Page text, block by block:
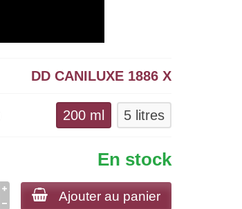
DD CANILUXE 1886 X
200 ml 5 litres
En stock
Ajouter au panier